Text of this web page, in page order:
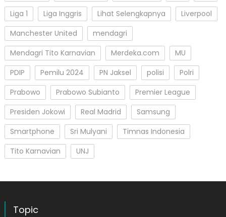
Liga 1
Liga Inggris Lihat Selengkapnya
Liverpool
Manchester United
mendagri
Mendagri Tito Karnavian
Merdeka.com
MU
PDIP
Pemilu 2024 PN Jaksel polisi
Polri
Prabowo
Prabowo Subianto
Premier League
Presiden Jokowi
Real Madrid
Samsung
Smartphone
Sri Mulyani
Timnas Indonesia
Tito Karnavian
UNJ
Topic